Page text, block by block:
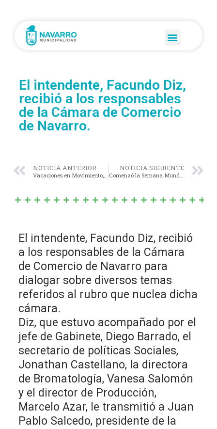
El intendente, Facundo Diz,
recibió a los responsables
de la Cámara de Comercio
de Navarro.
NOTICIA ANTERIOR
Vacaciones en Movimiento, tuvo su cierre luego de dos semanas de distintas actividades.
NOTICIA SIGUIENTE
Comenzó la Semana Mundial de la Lactancia Materna.
El intendente, Facundo Diz, recibió
a los responsables de la Cámara
de Comercio de Navarro para
dialogar sobre diversos temas
referidos al rubro que nuclea dicha
cámara.
Diz, que estuvo acompañado por el
jefe de Gabinete, Diego Barrado, el
secretario de políticas Sociales,
Jonathan Castellano, la directora
de Bromatología, Vanesa Salomón
y el director de Producción,
Marcelo Azar, le transmitió a Juan
Pablo Salcedo, presidente de la